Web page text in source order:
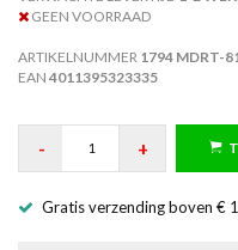
GEEN VOORRAAD
ARTIKELNUMMER 1794 MDRT-
EAN 4011395323335
- +
Gratis verzending boven €